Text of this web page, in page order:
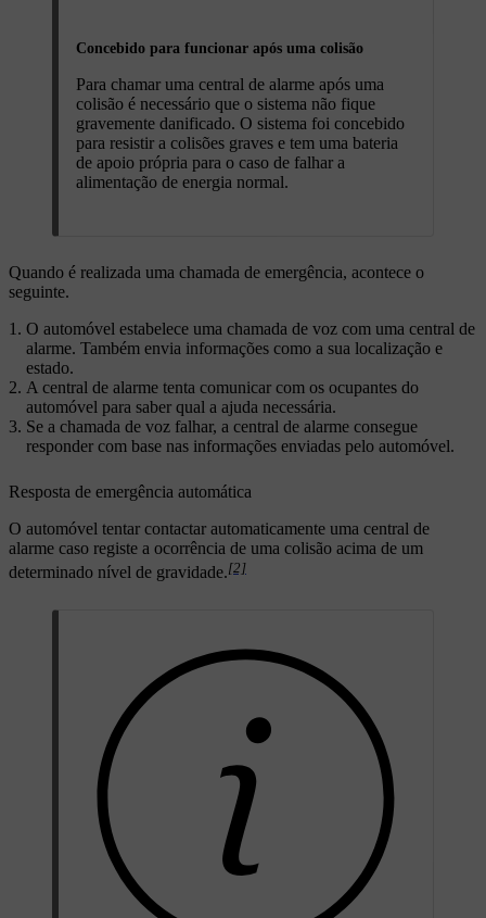
Concebido para funcionar após uma colisão
Para chamar uma central de alarme após uma
colisão é necessário que o sistema não fique
gravemente danificado. O sistema foi concebido
para resistir a colisões graves e tem uma bateria
de apoio própria para o caso de falhar a
alimentação de energia normal.
Quando é realizada uma chamada de emergência, acontece o
seguinte.
O automóvel estabelece uma chamada de voz com uma central de
alarme. Também envia informações como a sua localização e
estado.
A central de alarme tenta comunicar com os ocupantes do
automóvel para saber qual a ajuda necessária.
Se a chamada de voz falhar, a central de alarme consegue
responder com base nas informações enviadas pelo automóvel.
Resposta de emergência automática
O automóvel tentar contactar automaticamente uma central de
alarme caso registe a ocorrência de uma colisão acima de um
determinado nível de gravidade.[2]